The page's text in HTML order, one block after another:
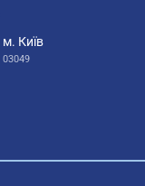
м. Київ
03049